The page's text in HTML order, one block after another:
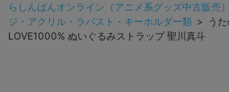
らしんばんオンライン（アニメ系グッズ中古販売
ジ・アクリル・ラバスト・キーホルダー類 > う
LOVE1000% ぬいぐるみストラップ 聖川真斗